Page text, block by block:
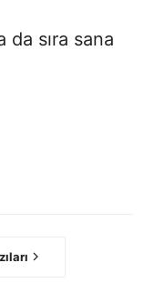
da sıra sana